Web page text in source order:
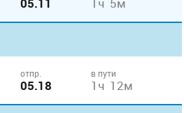
отпр.
05.18
в пути
1ч 12м